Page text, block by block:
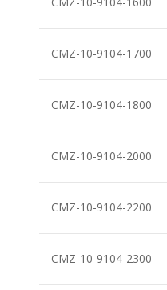
CMZ-10-9104-1700
CMZ-10-9104-1800
CMZ-10-9104-2000
CMZ-10-9104-2200
CMZ-10-9104-2300